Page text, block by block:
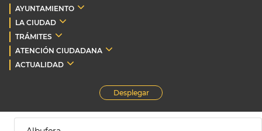
AYUNTAMIENTO
LA CIUDAD
TRÁMITES
ATENCIÓN CIUDADANA
ACTUALIDAD
Desplegar